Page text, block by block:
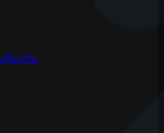
เกี่ยวกับ